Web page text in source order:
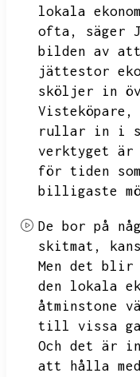
lokala
ofta,
säger
bilden av
jättestor
sköljer in
Visteköpare,
rullar in i
verktyget är
för tiden
billigaste
De bor på
skitmat,
Men det blir
den lokala
åtminstone
till vissa
Och det är
att hålla